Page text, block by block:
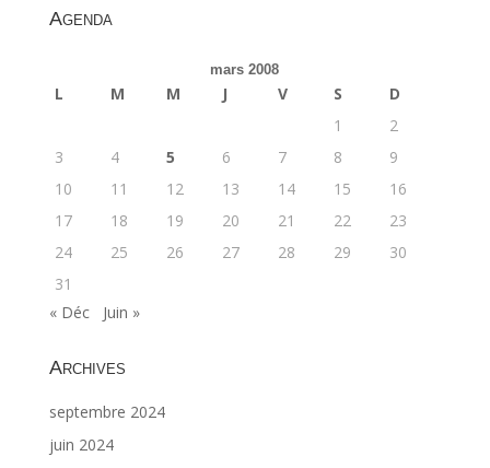
Agenda
mars 2008
L M M J V S
D
1
2
3
4 5 6 7 8
9
10
11 12 13 14 15
16
17
18 19 20 21 22
23
24
25 26 27 28 29
30
31
« Déc
Juin »
Archives
septembre 2024
juin 2024